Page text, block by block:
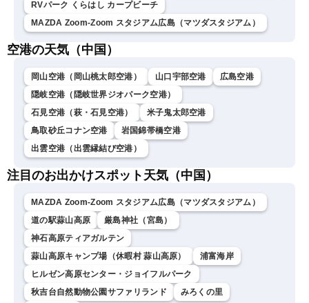
RVパーク くらはし カープビーチ
MAZDA Zoom-Zoom スタジアム広島（マツダスタジアム）
空港の天気（中国）
岡山空港（岡山桃太郎空港） 山口宇部空港
広島空港
隠岐空港（隠岐世界ジオパーク空港）
石見空港（萩・石見空港）
米子鬼太郎空港
鳥取砂丘コナン空港
岩国錦帯橋空港
出雲空港（出雲縁結び空港）
注目のお出かけスポット天気（中国）
MAZDA Zoom-Zoom スタジアム広島（マツダスタジアム）
道の駅蒜山高原
厳島神社（宮島）
神石高原ティアガルテン
蒜山高原キャンプ場（休暇村 蒜山高原）
浦富海岸
ヒルゼン高原センター・ジョイフルパーク
秋吉台自然動物公園サファリランド
みろくの里